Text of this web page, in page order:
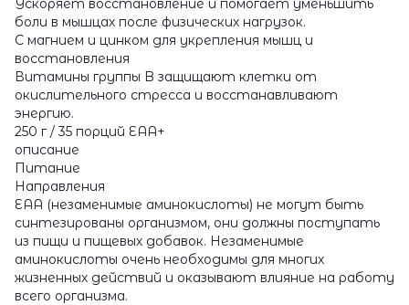
боли в мышцах после физических нагрузок.
С магнием и цинком для укрепления мышц и
восстановления
Витамины группы B защищают клетки от
окислительного стресса и восстанавливают
энергию.
250 г / 35 порций EAA+
описание
Питание
Направления
EAA (незаменимые аминокислоты) не могут быть
синтезированы организмом, они должны поступать
из пищи и пищевых добавок. Незаменимые
аминокислоты очень необходимы для многих
жизненных действий и оказывают влияние на работу
всего организма.